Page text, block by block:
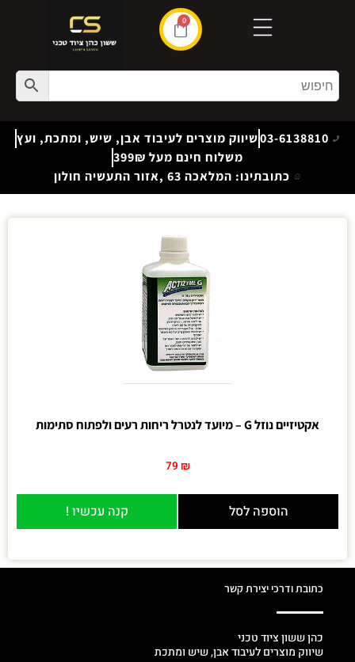
0
03-6138810שיווק מוצרים לעיבוד אבן, שיש, ומתכת, ועץ
משלוח חינם מעל 399₪
כתובתינו: המלאכה 63 ,אזור התעשיה חולון
אקטיזיים נוזל G – מיועד לנטרל ריחות רעים ולפתוח סתימות
79 ₪
הוספה לסל קנה עכשיו !
כתובת ודרכי יצירת קשר
כהן ששון ציוד טכני
שיווק מוצרים לעיבוד אבן, שיש ומתכת